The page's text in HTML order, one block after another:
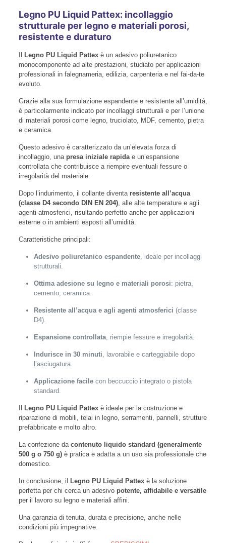
Legno PU Liquid Pattex: incollaggio
strutturale per legno e materiali porosi,
resistente e duraturo
Legno PU Liquid Pattexè un adesivo poliuretanico
monocomponente ad alte prestazioni, studiato per applicazioni
professionali in falegnameria, edilizia, carpenteria e nel fai-da-te
evoluto.
Grazie alla sua formulazione espandente e resistente all’umidità,
è particolarmente indicato per incollaggi strutturali e per l’unione
di materiali porosi come legno, truciolato, MDF, cemento, pietra
e ceramica.
Questo adesivo è caratterizzato da un’elevata forza di
incollaggio, una presa iniziale rapidae un’espansione
controllata che contribuisce a riempire eventuali fessure o
irregolarità del materiale.
Dopo l’indurimento, il collante diventa resistente all’acqua
(classe D4 secondo DIN EN 204), alle alte temperature e agli
agenti atmosferici, risultando perfetto anche per applicazioni
esterne o in ambienti esposti all’umidità.
Caratteristiche principali:
Adesivo poliuretanico espandente, ideale per incollaggi
strutturali.
Ottima adesione su legno e materiali porosi: pietra,
cemento, ceramica.
Resistente all’acqua e agli agenti atmosferici (classe
D4).
Espansione controllata, riempie fessure e irregolarità.
Indurisce in 30 minuti, lavorabile e carteggiabile dopo
l’asciugatura.
Applicazione facilecon beccuccio integrato o pistola
standard.
Legno PU Liquid Pattexè ideale per la costruzione e
riparazione di mobili, telai in legno, serramenti, pannelli, strutture
prefabbricate e molto altro.
La confezione da contenuto liquido standard (generalmente
500 g o 750 g)è pratica e adatta a un uso sia professionale che
domestico.
In conclusione, il Legno PU Liquid Pattexè la soluzione
perfetta per chi cerca un adesivo potente, affidabile e versatile
per il lavoro su legno e materiali affini.
Una garanzia di tenuta, durata e precisione, anche nelle
condizioni più impegnative.